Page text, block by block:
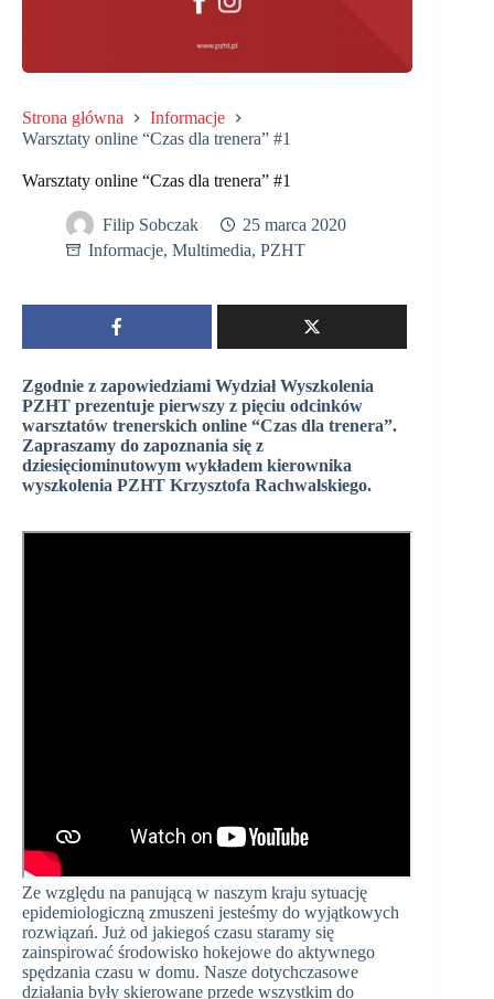
Strona główna
Informacje
Warsztaty online “Czas dla trenera” #1
Warsztaty online “Czas dla trenera” #1
Filip Sobczak
25 marca 2020
Informacje, Multimedia, PZHT
Zgodnie z zapowiedziami Wydział Wyszkolenia
PZHT prezentuje pierwszy z pięciu odcinków
warsztatów trenerskich online “Czas dla trenera”.
Zapraszamy do zapoznania się z
dziesięciominutowym wykładem kierownika
wyszkolenia PZHT Krzysztofa Rachwalskiego.
Ze względu na panującą w naszym kraju sytuację
epidemiologiczną zmuszeni jesteśmy do wyjątkowych
rozwiązań. Już od jakiegoś czasu staramy się
zainspirować środowisko hokejowe do aktywnego
spędzania czasu w domu. Nasze dotychczasowe
działania były skierowane przede wszystkim do